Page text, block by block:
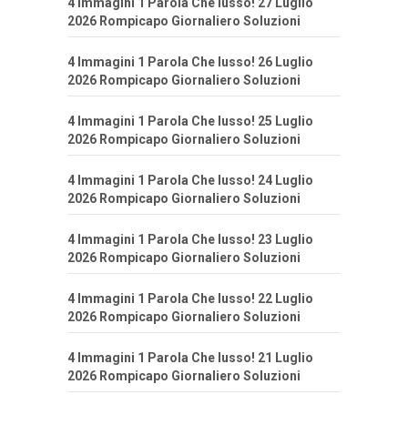
4 Immagini 1 Parola Che lusso! 27 Luglio
2026 Rompicapo Giornaliero Soluzioni
4 Immagini 1 Parola Che lusso! 26 Luglio
2026 Rompicapo Giornaliero Soluzioni
4 Immagini 1 Parola Che lusso! 25 Luglio
2026 Rompicapo Giornaliero Soluzioni
4 Immagini 1 Parola Che lusso! 24 Luglio
2026 Rompicapo Giornaliero Soluzioni
4 Immagini 1 Parola Che lusso! 23 Luglio
2026 Rompicapo Giornaliero Soluzioni
4 Immagini 1 Parola Che lusso! 22 Luglio
2026 Rompicapo Giornaliero Soluzioni
4 Immagini 1 Parola Che lusso! 21 Luglio
2026 Rompicapo Giornaliero Soluzioni